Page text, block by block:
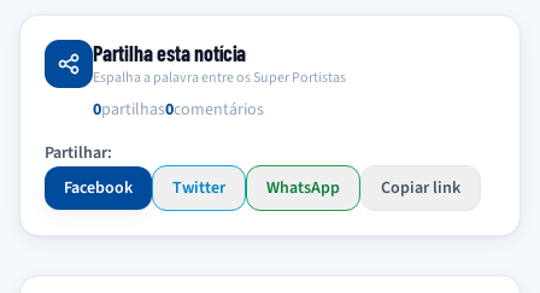
Partilha esta notícia
Espalha a palavra entre os Super Portistas
0partilhas0comentários
Partilhar:
Facebook
Twitter WhatsApp Copiar link